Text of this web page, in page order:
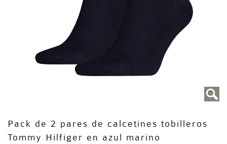
Pack de 2 pares de calcetines tobilleros
Tommy Hilfiger en azul marino